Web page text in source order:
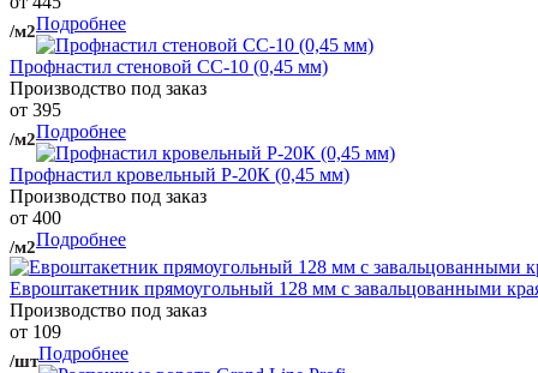
/м2Подробнее
Профнастил стеновой СС-10 (0,45 мм)
Производство под заказ
от 395
/м2Подробнее
Профнастил кровельный Р-20К (0,45 мм)
Производство под заказ
от 400
/м2Подробнее
Евроштакетник прямоугольный 128 мм с завальцованными
Производство под заказ
от 109
/штПодробнее